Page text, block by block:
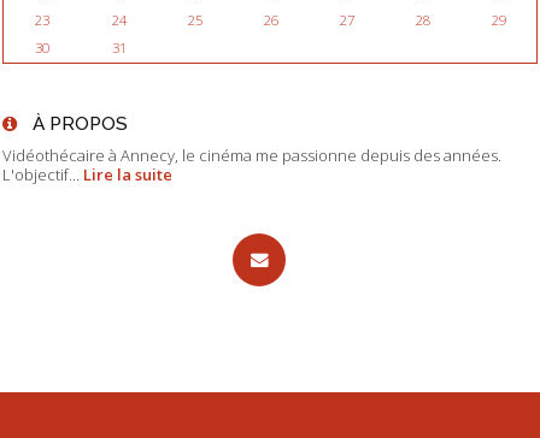
23
24 25 26 27 28
29
30
31
À PROPOS
Vidéothécaire à Annecy, le cinéma me passionne depuis des années.
L'objectif... Lire la suite